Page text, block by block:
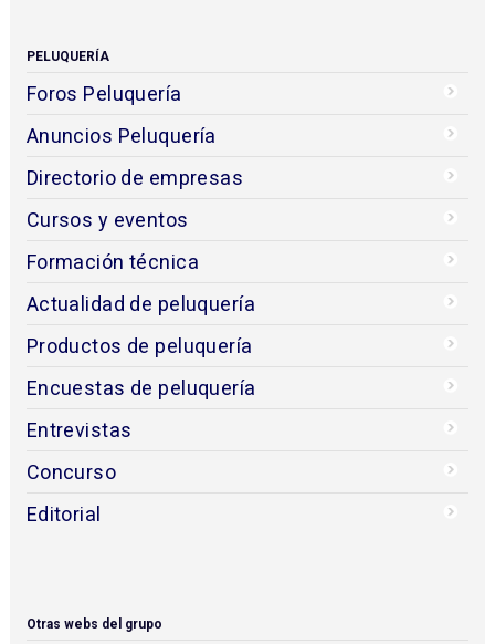
PELUQUERÍA
Foros Peluquería
Anuncios Peluquería
Directorio de empresas
Cursos y eventos
Formación técnica
Actualidad de peluquería
Productos de peluquería
Encuestas de peluquería
Entrevistas
Concurso
Editorial
Otras webs del grupo